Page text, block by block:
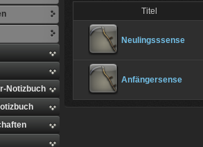
Notizbuch
Titel
Neulingsssense
Anfängersense